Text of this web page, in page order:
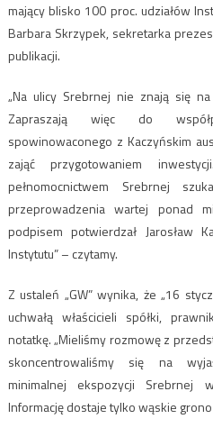
mający blisko 100 proc. udziałów
Barbara Skrzypek, sekretarka
publikacji.
„Na ulicy Srebrnej nie znają się
Zapraszają więc do
spowinowaconego z Kaczyńskim
zająć przygotowaniem
pełnomocnictwem Srebrnej
przeprowadzenia wartej ponad
podpisem potwierdzał Jarosław
Instytutu” – czytamy.
Z ustaleń „GW” wynika, że „16
uchwałą właścicieli spółki,
notatkę. „Mieliśmy rozmowę z
skoncentrowaliśmy się na
minimalnej ekspozycji Srebrnej
Informację dostaje tylko wąskie